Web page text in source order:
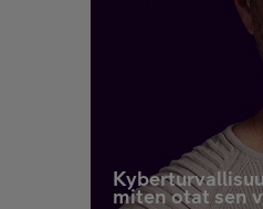
miten otat sen